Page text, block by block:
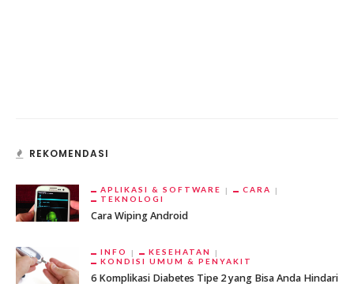
REKOMENDASI
APLIKASI & SOFTWARE
CARA
TEKNOLOGI
Cara Wiping Android
INFO
KESEHATAN
KONDISI UMUM & PENYAKIT
6 Komplikasi Diabetes Tipe 2 yang Bisa Anda Hindari